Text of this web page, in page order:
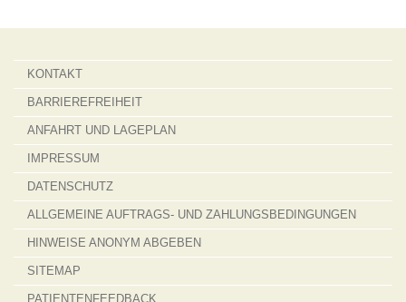
KONTAKT
BARRIEREFREIHEIT
ANFAHRT UND LAGEPLAN
IMPRESSUM
DATENSCHUTZ
ALLGEMEINE AUFTRAGS- UND ZAHLUNGSBEDINGUNGEN
HINWEISE ANONYM ABGEBEN
SITEMAP
PATIENTENFEEDBACK